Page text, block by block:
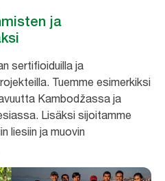
ja
sertifioiduilla ja
Tuemme esimerkiksi
Kambodžassa ja
Lisäksi sijoitamme
liesiin ja muovin